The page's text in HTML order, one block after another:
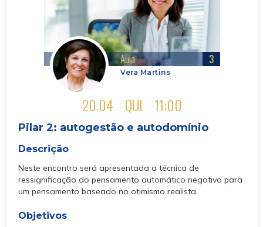
Aula 3
20.04 QUI 11:00
Vera Martins
Pilar 2: autogestão e autodomínio
Descrição
Neste encontro será apresentada a técnica de
ressignificação do pensamento automático negativo para
um pensamento baseado no otimismo realista.
Objetivos